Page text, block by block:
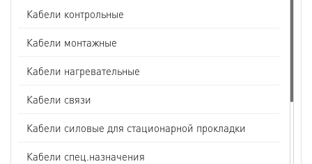
Кабели контрольные
Кабели монтажные
Кабели нагревательные
Кабели связи
Кабели силовые для стационарной прокладки
Кабели спец.назначения